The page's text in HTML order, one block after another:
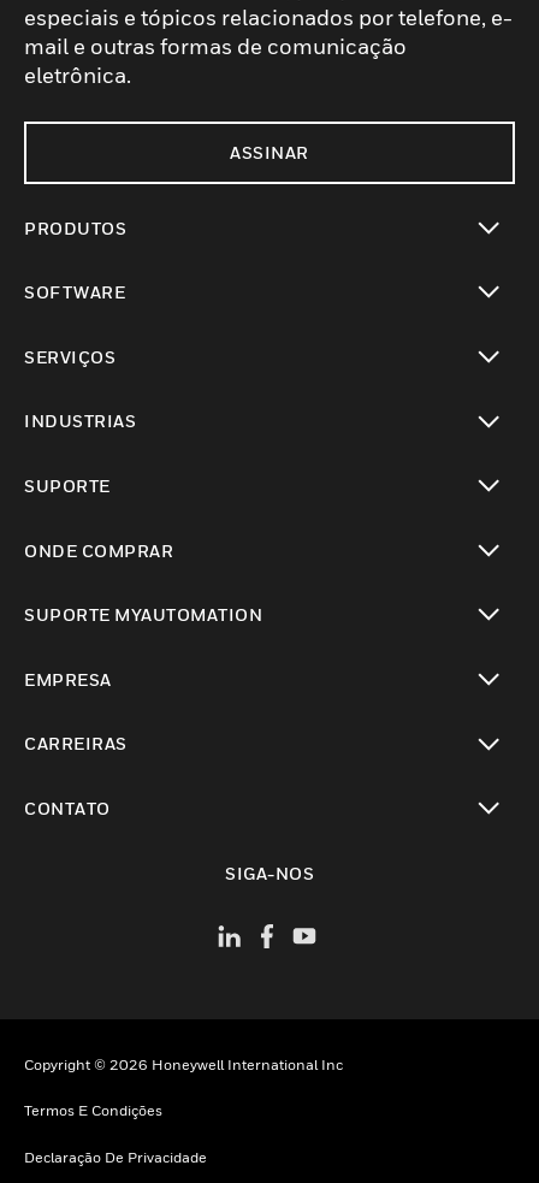
especiais e tópicos relacionados por telefone, e-
mail e outras formas de comunicação
eletrônica.
ASSINAR
PRODUTOS
SOFTWARE
SERVIÇOS
INDUSTRIAS
SUPORTE
ONDE COMPRAR
SUPORTE MYAUTOMATION
EMPRESA
CARREIRAS
CONTATO
SIGA-NOS
Copyright © 2026 Honeywell International Inc
Termos E Condições
Declaração De Privacidade